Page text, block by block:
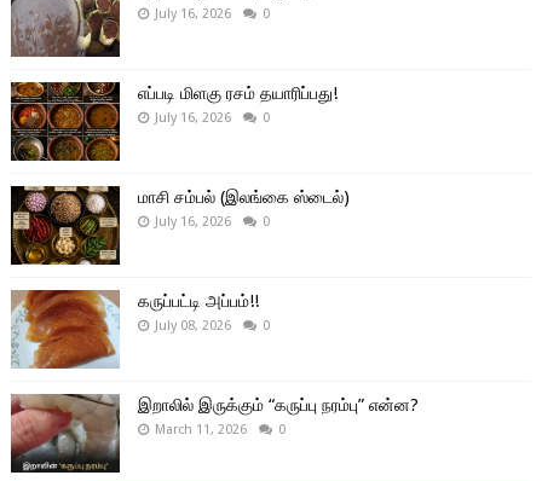
July 16, 2026 0
எப்படி மிளகு ரசம் தயாரிப்பது!
July 16, 2026 0
மாசி சம்பல் (இலங்கை ஸ்டைல்)
July 16, 2026 0
கருப்பட்டி அப்பம்!!
July 08, 2026 0
இறாலில் இருக்கும் “கருப்பு நரம்பு” என்ன?
March 11, 2026 0